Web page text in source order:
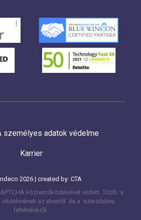
személyes adatok védelme
Karrier
2026 | created by:CTA
közreműködésével védett. Több a
az elveiről és a szerződési
feltételekről.